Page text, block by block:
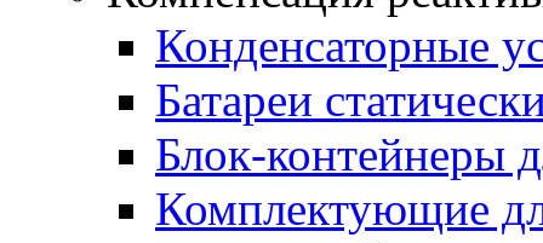
Конденсаторные
Батареи
Блок-контейнеры
Комплектующие